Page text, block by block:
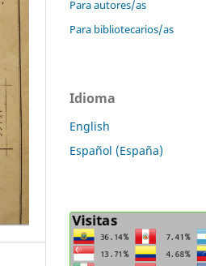
Para autores/as
Para bibliotecarios/as
Idioma
English
Español (España)